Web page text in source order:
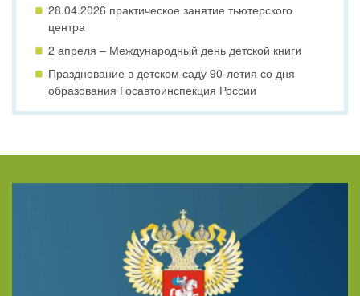
28.04.2026 практическое занятие тьютерского
центра
2 апреля – Международный день детской книги
Празднование в детском саду 90-летия со дня
образования Госавтоинспекция России